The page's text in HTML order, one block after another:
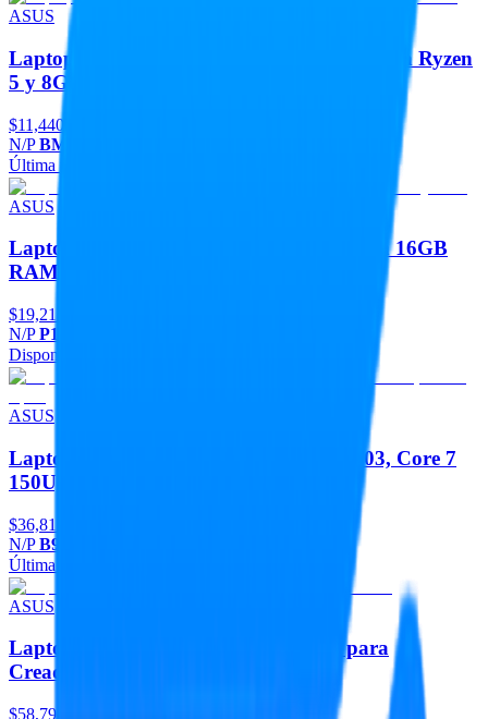
ASUS
Laptop ASUS ExpertBook BM1403CDA con Ryzen
5 y 8GB
$11,440
N/PBM1403CDA-R58G512-P2
Última pieza
ASUS
Laptop ASUS ExpertBook P1403CVA con 16GB
RAM y SSD
$19,213
N/PP1403CVA-C516G512-P1
Disponible
ASUS
Laptop Asus Expertbook Premium B9403, Core 7
150U, 32GB Lpdd
$36,817
N/PB9403CVAR-C732G1T-P3
Última pieza
ASUS
Laptop ASUS ProArt P16 H7606WP para
Creadores
$58,796